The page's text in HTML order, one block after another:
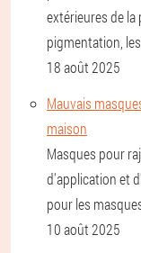
extérieures de
pigmentation,
18 août 2025
Mauvais
maison
Masques pour
d'application et
pour les
10 août 2025